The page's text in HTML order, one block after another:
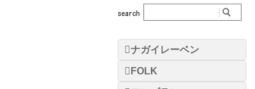
ナガイレーベン
FOLK